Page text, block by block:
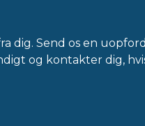
dig. Send os en
og kontakter dig,